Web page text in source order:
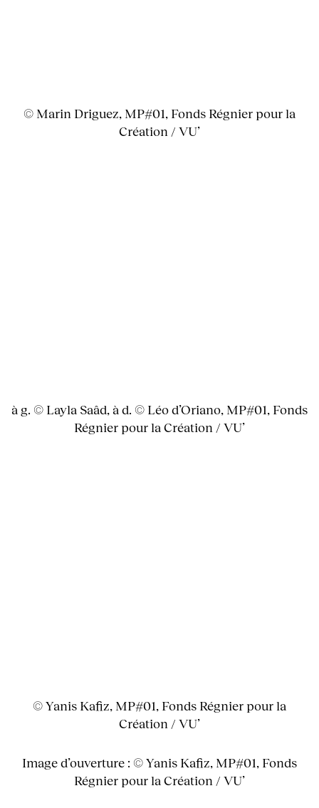
© Marin Driguez, MP#01, Fonds Régnier pour la
Création / VU’
à g. © Layla Saâd, à d. © Léo d’Oriano, MP#01, Fonds
Régnier pour la Création / VU’
© Yanis Kafiz, MP#01, Fonds Régnier pour la
Création / VU’
Image d’ouverture : © Yanis Kafiz, MP#01, Fonds
Régnier pour la Création / VU’